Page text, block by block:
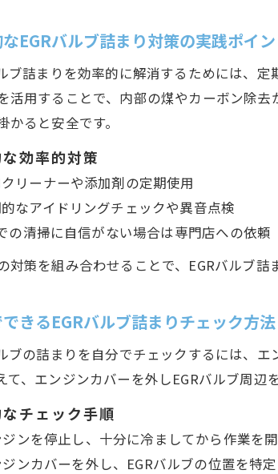
EGRバルブ詰まり対策の実践ポイン
ブ詰まりを効率的に解消するためには、
活用することで、内部の煤やカーボン除
かると安全です。
効率的対策
リーナーや添加剤の定期使用
なアイドリングチェックや異音点検
の清掃に自信がない場合は専門店への依頼
対策を組み合わせることで、EGRバルブ
きるEGRバルブ詰まりチェック方法
ブの詰まりを自分でチェックするには、
て、エンジンカバーを外しEGRバルブ周
チェック手順
ンを停止し、十分に冷ましてから作業を
ンカバーを外し、EGRバルブの位置を特定